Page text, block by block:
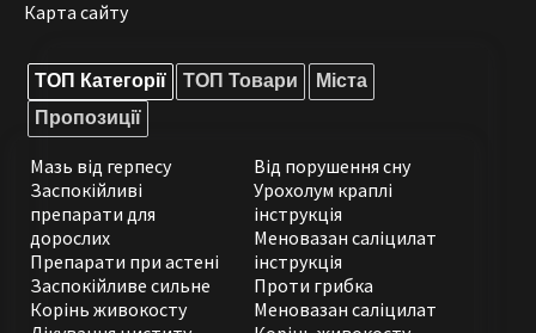
Карта сайту
ТОП Категорії ТОП Товари
Міста
Пропозиції
Мазь від герпесу
Заспокійливі
препарати для
дорослих
Препарати при астені
Заспокійливе сильне
Корінь живокосту
Від порушення сну
Урохолум краплі
інструкція
Меновазан саліцилат
інструкція
Проти грибка
Меновазан саліцилат